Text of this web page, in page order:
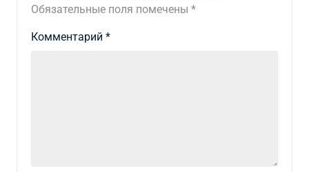
Обязательные поля помечены *
Комментарий *